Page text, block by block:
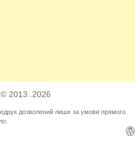
© 2013..2026
дозволений лише за умови прямого